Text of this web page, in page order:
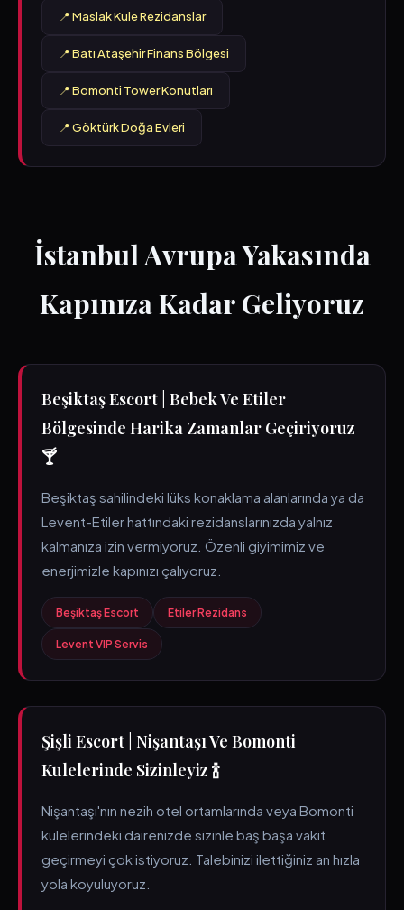
📍 Maslak Kule Rezidanslar
📍 Batı Ataşehir Finans Bölgesi
📍 Bomonti Tower Konutları
📍 Göktürk Doğa Evleri
İstanbul Avrupa Yakasında
Kapınıza Kadar Geliyoruz
Beşiktaş Escort | Bebek Ve Etiler
Bölgesinde Harika Zamanlar Geçiriyoruz
🍸
Beşiktaş sahilindeki lüks konaklama alanlarında ya da
Levent-Etiler hattındaki rezidanslarınızda yalnız
kalmanıza izin vermiyoruz. Özenli giyimimiz ve
enerjimizle kapınızı çalıyoruz.
Beşiktaş Escort Etiler Rezidans
Levent VIP Servis
Şişli Escort | Nişantaşı Ve Bomonti
Kulelerinde Sizinleyiz 🍾
Nişantaşı'nın nezih otel ortamlarında veya Bomonti
kulelerindeki dairenizde sizinle baş başa vakit
geçirmeyi çok istiyoruz. Talebinizi ilettiğiniz an hızla
yola koyuluyoruz.